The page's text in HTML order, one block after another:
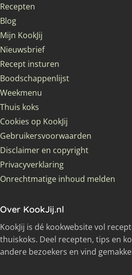
Recepten
Blog
Mijn KookJij
Nieuwsbrief
Recept insturen
Boodschappenlijst
Weekmenu
Thuis koks
Cookies op KookJij
Gebruikersvoorwaarden
Disclaimer en copyright
Privacyverklaring
Onrechtmatige inhoud melden
Over KookJij.nl
KookJij is dé kookwebsite vol
thuiskoks. Deel recepten, tips en
andere bezoekers en vind